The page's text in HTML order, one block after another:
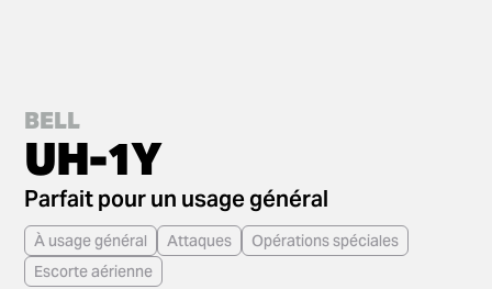
BELL
UH-1Y
Parfait pour un usage général
À usage général Attaques
Opérations spéciales
Escorte aérienne